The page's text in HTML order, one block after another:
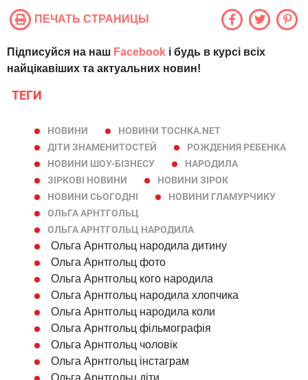
ПЕЧАТЬ СТРАНИЦЫ
Підписуйся на наш Facebook і будь в курсі всіх
найцікавіших та актуальних новин!
ТЕГИ
НОВИНИ
НОВИНИ TOCHKA.NET
ДІТИ ЗНАМЕНИТОСТЕЙ
РОЖДЕНИЯ РЕБЕНКА
НОВИНИ ШОУ-БІЗНЕСУ
НАРОДИЛА
ЗІРКОВІ НОВИНИ
НОВИНИ ЗІРОК
НОВИНИ СЬОГОДНІ
НОВИНИ ГЛАМУРЧИКУ
ОЛЬГА АРНТГОЛЬЦ
ОЛЬГА АРНТГОЛЬЦ НАРОДИЛА
Ольга Арнтгольц народила дитину
Ольга Арнтгольц фото
Ольга Арнтгольц кого народила
Ольга Арнтгольц народила хлопчика
Ольга Арнтгольц народила коли
Ольга Арнтгольц фільмографія
Ольга Арнтгольц чоловік
Ольга Арнтгольц інстаграм
Ольга Арнтгольц діти